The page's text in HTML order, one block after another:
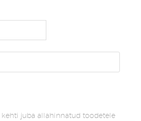
juba allahinnatud toodetele